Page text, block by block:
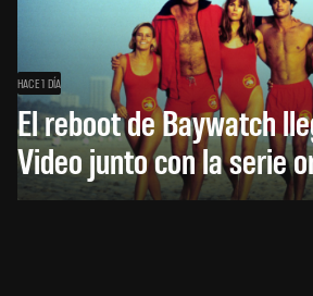
HACE 1 DÍA
El reboot de Baywatch
Video junto con la serie